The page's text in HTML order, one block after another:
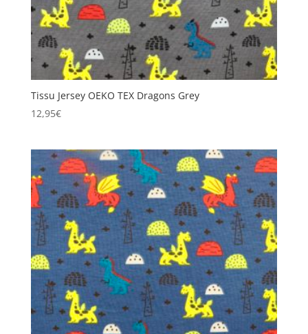
Tissu Jersey OEKO TEX Dragons Grey
12,95€